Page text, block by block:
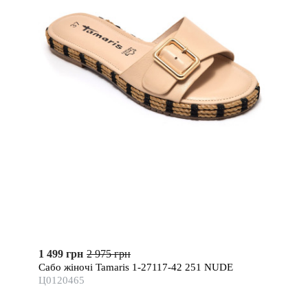
1 499 грн 2 975 грн
Сабо жіночі Tamaris 1-27117-42 251 NUDE
Ц0120465